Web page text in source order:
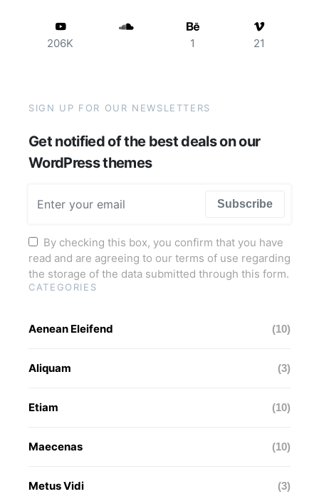
206K 1 21
SIGN UP FOR OUR NEWSLETTERS
Get notified of the best deals on our
WordPress themes
Subscribe
By checking this box, you confirm that you have
read and are agreeing to our terms of use regarding
the storage of the data submitted through this form.
CATEGORIES
Aenean Eleifend (10)
Aliquam (3)
Etiam (10)
Maecenas (10)
Metus Vidi (3)